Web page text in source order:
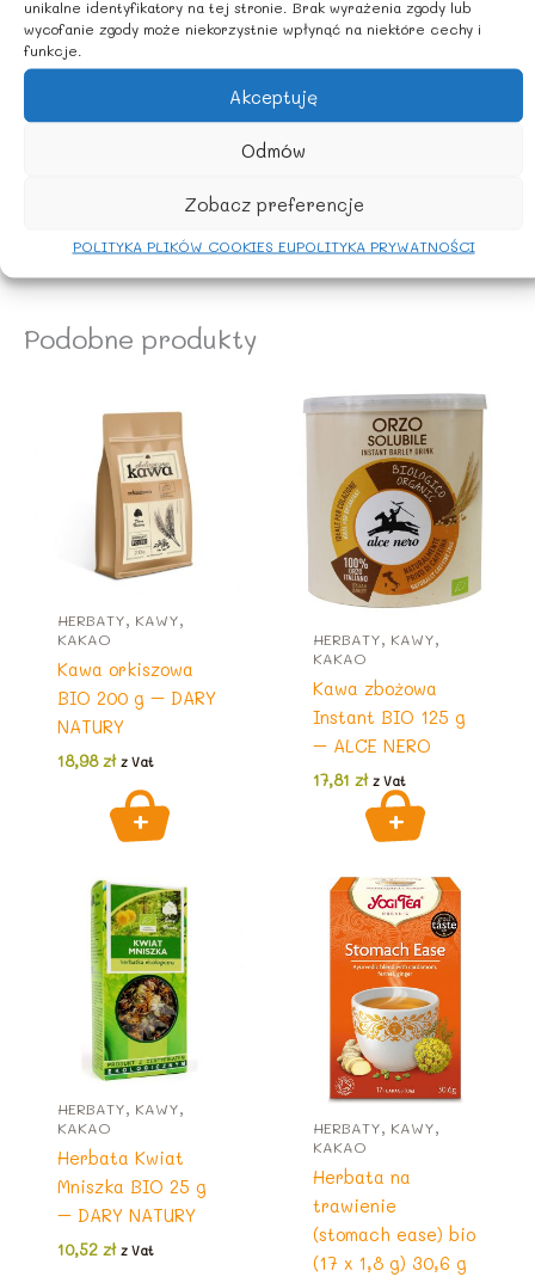
unikalne identyfikatory na tej stronie. Brak wyrażenia zgody lub
wycofanie zgody może niekorzystnie wpłynąć na niektóre cechy i
funkcje.
Akceptuję
Odmów
Zobacz preferencje
POLITYKA PLIKÓW COOKIES EUPOLITYKA PRYWATNOŚCI
ZALECANE WARUNKI PRZECHOWYWANIA
Przechowywać w suchym miejscu.
KRAJ POCHODZENIA
Podobne produkty
HERBATY, KAWY,
KAKAO
Kawa orkiszowa
BIO 200 g – DARY
NATURY
18,98zł z Vat
HERBATY, KAWY,
KAKAO
Kawa zbożowa
Instant BIO 125 g
– ALCE NERO
17,81 zł z Vat
HERBATY, KAWY,
KAKAO
Herbata Kwiat
Mniszka BIO 25 g
– DARY NATURY
10,52 zł z Vat
HERBATY, KAWY,
KAKAO
Herbata na
trawienie
(stomach ease) bio
(17 x 1,8 g) 30,6 g